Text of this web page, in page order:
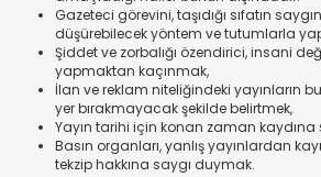
Gazeteci görevini, taşıdığı sıfatın
düşürebilecek yöntem ve tutumlarla
Şiddet ve zorbalığı özendirici, insani
yapmaktan kaçınmak,
İlan ve reklam niteliğindeki yayınların
yer bırakmayacak şekilde belirtmek,
Yayın tarihi için konan zaman kaydına
Basın organları, yanlış yayınlardan
tekzip hakkına saygı duymak.